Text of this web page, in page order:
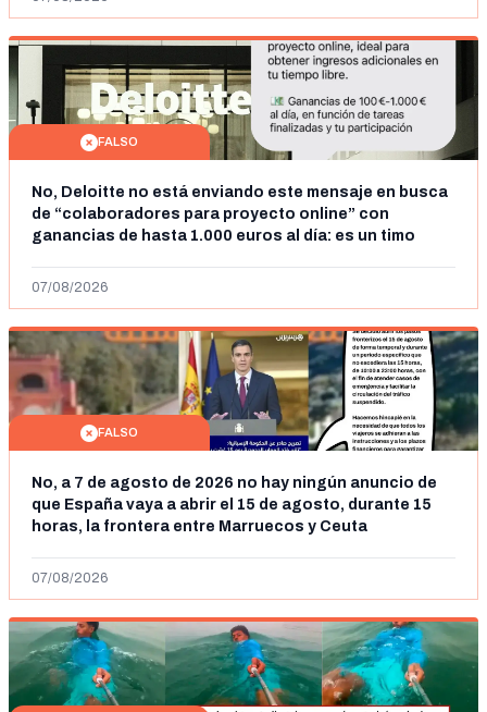
FALSO
No, Deloitte no está enviando este mensaje en busca
de “colaboradores para proyecto online” con
ganancias de hasta 1.000 euros al día: es un timo
07/08/2026
FALSO
No, a 7 de agosto de 2026 no hay ningún anuncio de
que España vaya a abrir el 15 de agosto, durante 15
horas, la frontera entre Marruecos y Ceuta
07/08/2026